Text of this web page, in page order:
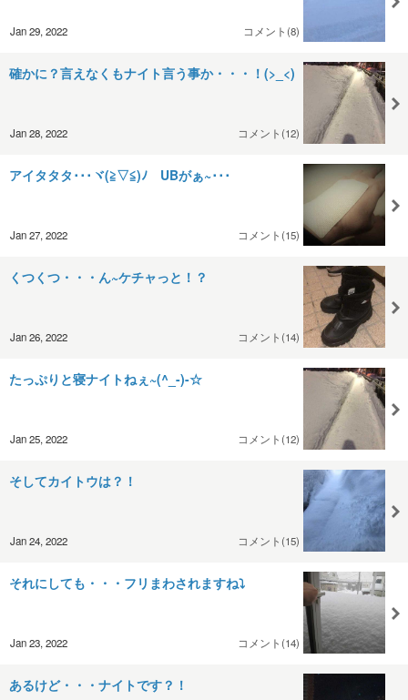
Jan 29, 2022 コメント(8)
確かに？言えなくもナイト言う事か・・・！(>_<)
Jan 28, 2022 コメント(12)
アイタタタ･･･ヾ(≧▽≦)ﾉ UBがぁ~･･･
Jan 27, 2022 コメント(15)
くつくつ・・・ん~ケチャっと！？
Jan 26, 2022 コメント(14)
たっぷりと寝ナイトねぇ~(^_-)-☆
Jan 25, 2022 コメント(12)
そしてカイトウは？！
Jan 24, 2022 コメント(15)
それにしても・・・フリまわされますね⤵
Jan 23, 2022 コメント(14)
あるけど・・・ナイトです？！